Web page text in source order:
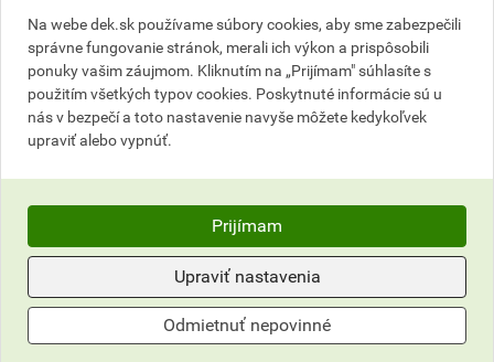
široký výber farieb a štruktúr
možno použiť s urýchľovačom tuhnutia
Definícia výrobku
Jednoducho spracovateľná, umývateľná
pastovitá omietka vyrobená na báze silikónovej
živice. Je pripravená na priame použitie na
podkladový náter weber 700.
Použitie
Omietka slúži na ochranu stavby pred
poveternostnými vplyvmi. Vhodná na farebné a
štrukturálne stvárnenie nových fasád alebo pri
Na webe dek.sk používame súbory cookies, aby sme zabezpečili
správne fungovanie stránok, merali ich výkon a prispôsobili
ponuky vašim záujmom. Kliknutím na „Prijímam" súhlasíte s
použitím všetkých typov cookies. Poskytnuté informácie sú u
nás v bezpečí a toto nastavenie navyše môžete kedykoľvek
upraviť alebo vypnúť.
Prijímam
Upraviť nastavenia
Odmietnuť nepovinné